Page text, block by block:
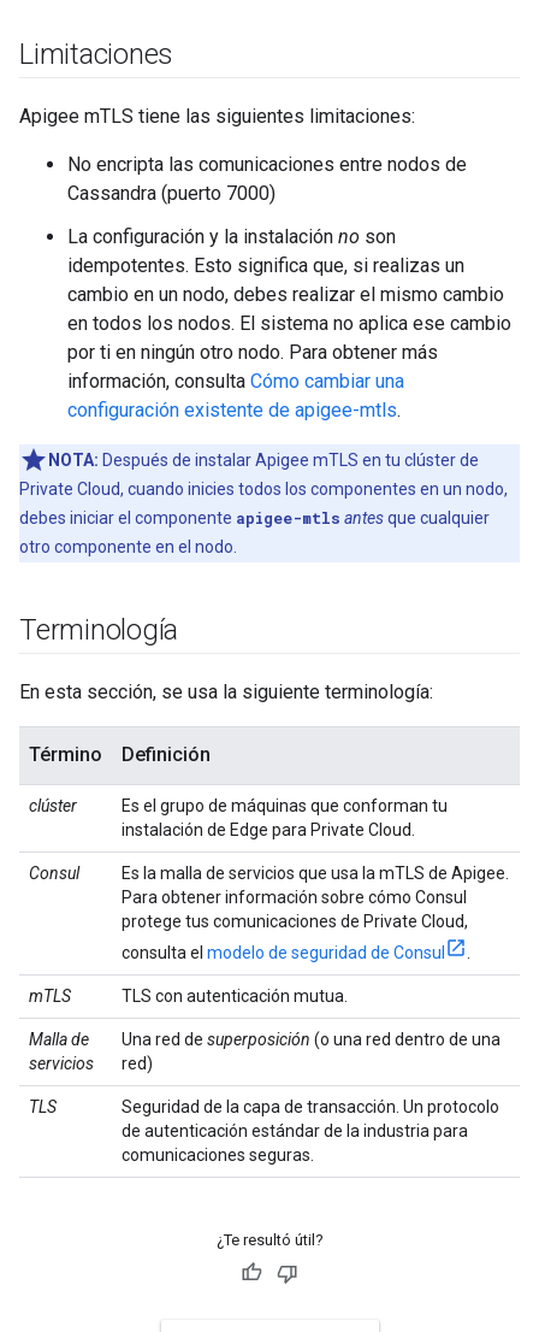
Limitaciones
Apigee mTLS tiene las siguientes limitaciones:
No encripta las comunicaciones entre nodos de
Cassandra (puerto 7000)
La configuración y la instalación no son
idempotentes. Esto significa que, si realizas un
cambio en un nodo, debes realizar el mismo cambio
en todos los nodos. El sistema no aplica ese cambio
por ti en ningún otro nodo. Para obtener más
información, consulta Cómo cambiar una
configuración existente de apigee-mtls.
NOTA: Después de instalar Apigee mTLS en tu clúster de
Private Cloud, cuando inicies todos los componentes en un nodo,
debes iniciar el componente apigee-mtls antesque cualquier
otro componente en el nodo.
Terminología
En esta sección, se usa la siguiente terminología:
Término Definición
clúster
Es el grupo de máquinas que conforman tu
instalación de Edge para Private Cloud.
Consul
Es la malla de servicios que usa la mTLS de Apigee.
Para obtener información sobre cómo Consul
protege tus comunicaciones de Private Cloud,
consulta el modelo de seguridad de Consul
mTLS TLS con autenticación mutua.
Malla de
servicios
Una red de superposición (o una red dentro de una
red)
TLS
Seguridad de la capa de transacción. Un protocolo
de autenticación estándar de la industria para
comunicaciones seguras.
¿Te resultó útil?